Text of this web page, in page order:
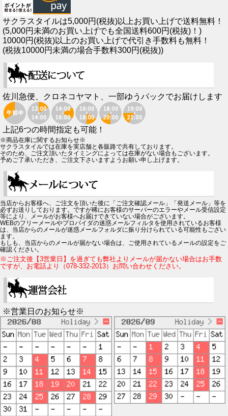
サクラスタイルは5,000円(税抜)以上お買い上げで送料無料！
(5,000円未満のお買い上げでも全国送料600円(税抜)！)
10000円(税抜)以上のお買い上げで代引き手数料も無料！
(税抜10000円未満の場合手数料300円(税抜))
佐川急便、クロネコヤマト、一部ゆうパックでお届けします
上記6つの時間指定も可能！
※商品在庫に関するお知らせ※
サクラスタイルでは在庫を実店舗と各販路で共有しております。
そのため、ご注文頂いたタイミングによっては在庫がない場合もございます。
予めご了承いただき、ご注文下さいますようお願い申し上げます。
当店からお客様へ、ご注文を頂いた後に「ご注文確認メール」「発送メール」等を
必ずお送りしております。ですが稀にお客様のサーバーのエラーやメール受信設定
等により、メールがお客様へお届けできていない場合がございます。
WEBのフリーメールやプロバイダの迷惑メールフィルタを使用されているお客様
は、当店からのメールが迷惑メールフォルダに振り分けられている可能性もござい
ます。
もしも、当店からのメールが届かない場合は、ご使用されているメールの設定をご
確認ください。
※ご注文後【3営業日】を過ぎても弊社よりメールが届かない場合はお手数
ですが、お電話より（078-332-2013）お問い合わせください。
※営業日のお知らせ※